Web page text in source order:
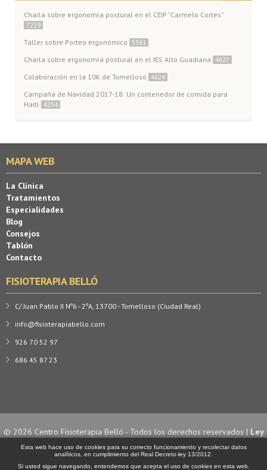
Charla sobre ergonomía postural en el CEIP "Carmelo Cortés"
7219
Taller sobre Porteo ergonómico 5361
Charla sobre ergonomía postural en el IES Alto Guadiana 4627
Colaboración en la 10K de Tomelloso 4624
Campaña de Navidad 2017-18: Un contenedor de comida para
Haití
4254
MAPA WEB
La Clínica
Tratamientos
Especialidades
Blog
Consejos
Tablón
Contacto
FISIOTERAPIA BELLÓ
C/ Juan Pablo II Nº6 - 2ºA, 13700 - Tomelloso (Ciudad Real)
info@fisioterapiabello.com
926 70 52 97
686 45 87 23
© 2026 Centro Fisioterapia Belló - Todos los derechos reservados | Ley
de Cookies| Diseño y desarrollo por
Esta web hace uso de cookies para su correcto funcionamiento y recolectar datos
analíticos, en cumplimiento del Real Decreto-ley 13/2012.
Si usted sigue navegando, entendemos que acepta el uso de cookies en esta web.